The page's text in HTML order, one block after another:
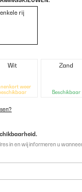
enkele rij
Wit
weer
Zand
Beschikbaar
in en wij informeren u